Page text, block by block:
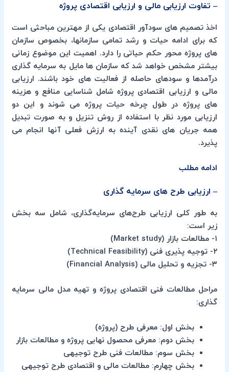
– تفاوت ارزیابی مالی و ارزیابی اقتصادی پروژه
اخذ تصمیم های سودآور اقتصادی یکی از مهترین مباحثی است
که برای ادامه حیات و رشد تمامی سازمانها، بخصوص سازمان
های پروژه محور حکم حیاتی را دارد. اهمیت این موضوع زمانی
بیشتر مشخص خواهد شد که سازمان ها مایل به سرمایه گذاری
درآمدها و سودهای حاصله از فعالیت های خود باشند. ارزیابی
مالی و ارزیابی اقتصادی پروژه شامل شناسایی منافع و هزینه
های پروژه در طول چرخه حیات پروژه می شوند و این دو
ارزیابی مورد نظر با استفاده از روش تنزیل و به صورت تبدیل
همه جریان های نقدی آینده به ارزش فعلی آنها انجام می
پذیرد.
ادامه مطلب
– ارزیابی طرح های سرمایه گذاری
به‌ طور کلی ارزیابی طرح‌های سرمایه‌گذاری، شامل سه بخش
زیر است:
۱- مطالعات بازار (Market study)
۲- توجیه پذیری فنی (Technical Feasibility)
۳- تجزیه و تحلیل مالی (Financial Analysis)
مراحل مطالعات فنی اقتصادی پروژه و تهیه مدل مالی سرمایه
گذاری:
بخش اول: معرفی طرح (پروژه)
بخش دوم: معرفی محصول نهایی پروژه و مطالعات بازار
بخش سوم: مطالعات فنی طرح توجیهی
بخش چهارم: مطالعات مالی و اقتصادی طرح توجیهی